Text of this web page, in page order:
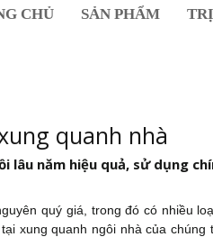
CHỦ SẢN PHẨM
quanh nhà
năm hiệu quả, sử dụng
quý giá, trong đó có nhiều
xung quanh ngôi nhà của chúng